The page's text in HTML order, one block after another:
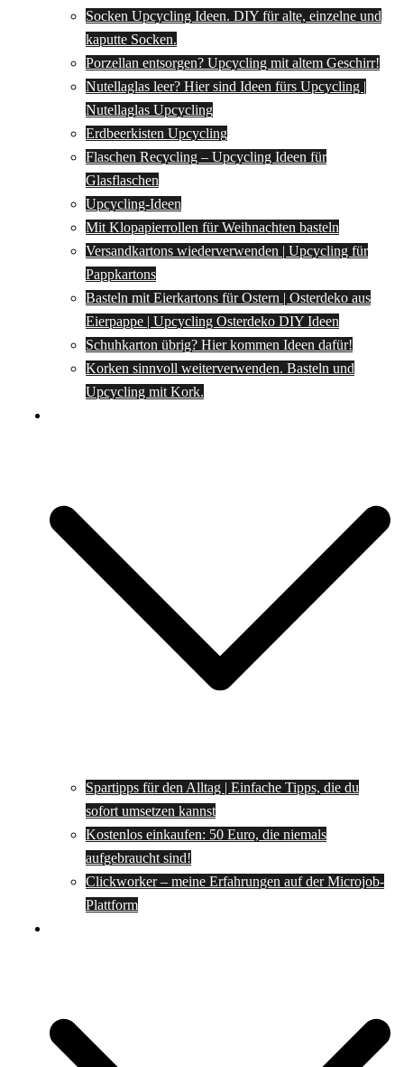
Socken Upcycling Ideen. DIY für alte, einzelne und
kaputte Socken.
Porzellan entsorgen? Upcycling mit altem Geschirr!
Nutellaglas leer? Hier sind Ideen fürs Upcycling |
Nutellaglas Upcycling
Erdbeerkisten Upcycling
Flaschen Recycling – Upcycling Ideen für
Glasflaschen
Upcycling-Ideen
Mit Klopapierrollen für Weihnachten basteln
Versandkartons wiederverwenden | Upcycling für
Pappkartons
Basteln mit Eierkartons für Ostern | Osterdeko aus
Eierpappe | Upcycling Osterdeko DIY Ideen
Schuhkarton übrig? Hier kommen Ideen dafür!
Korken sinnvoll weiterverwenden. Basteln und
Upcycling mit Kork.
Spartipps für den Alltag | Einfache Tipps, die du
sofort umsetzen kannst
Kostenlos einkaufen: 50 Euro, die niemals
aufgebraucht sind!
Clickworker – meine Erfahrungen auf der Microjob-
Plattform